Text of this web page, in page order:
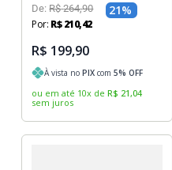
De:R$ 264,90 21%
Por: R$ 210,42
R$ 199,90
À vista noPIX com5% OFF
ou em até 10x de R$ 21 ,04
sem juros